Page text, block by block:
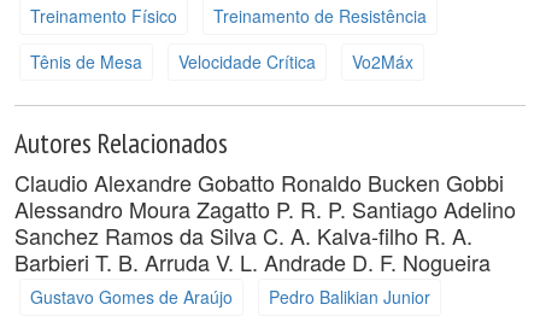
Treinamento Físico
Treinamento de Resistência
Tênis de Mesa
Velocidade Crítica Vo2Máx
Autores Relacionados
Claudio Alexandre Gobatto Ronaldo Bucken Gobbi
Alessandro Moura Zagatto P. R. P. Santiago Adelino
Sanchez Ramos da Silva C. A. Kalva-filho R. A.
Barbieri T. B. ArrudaV. L. Andrade D. F. Nogueira
Gustavo Gomes de Araújo Pedro Balikian Junior